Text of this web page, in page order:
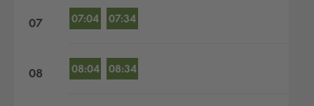
07 07:04 07:34
08 08:04 08:34